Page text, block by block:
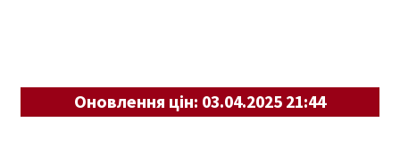
Оновлення цін: 03.04.2025 21:44